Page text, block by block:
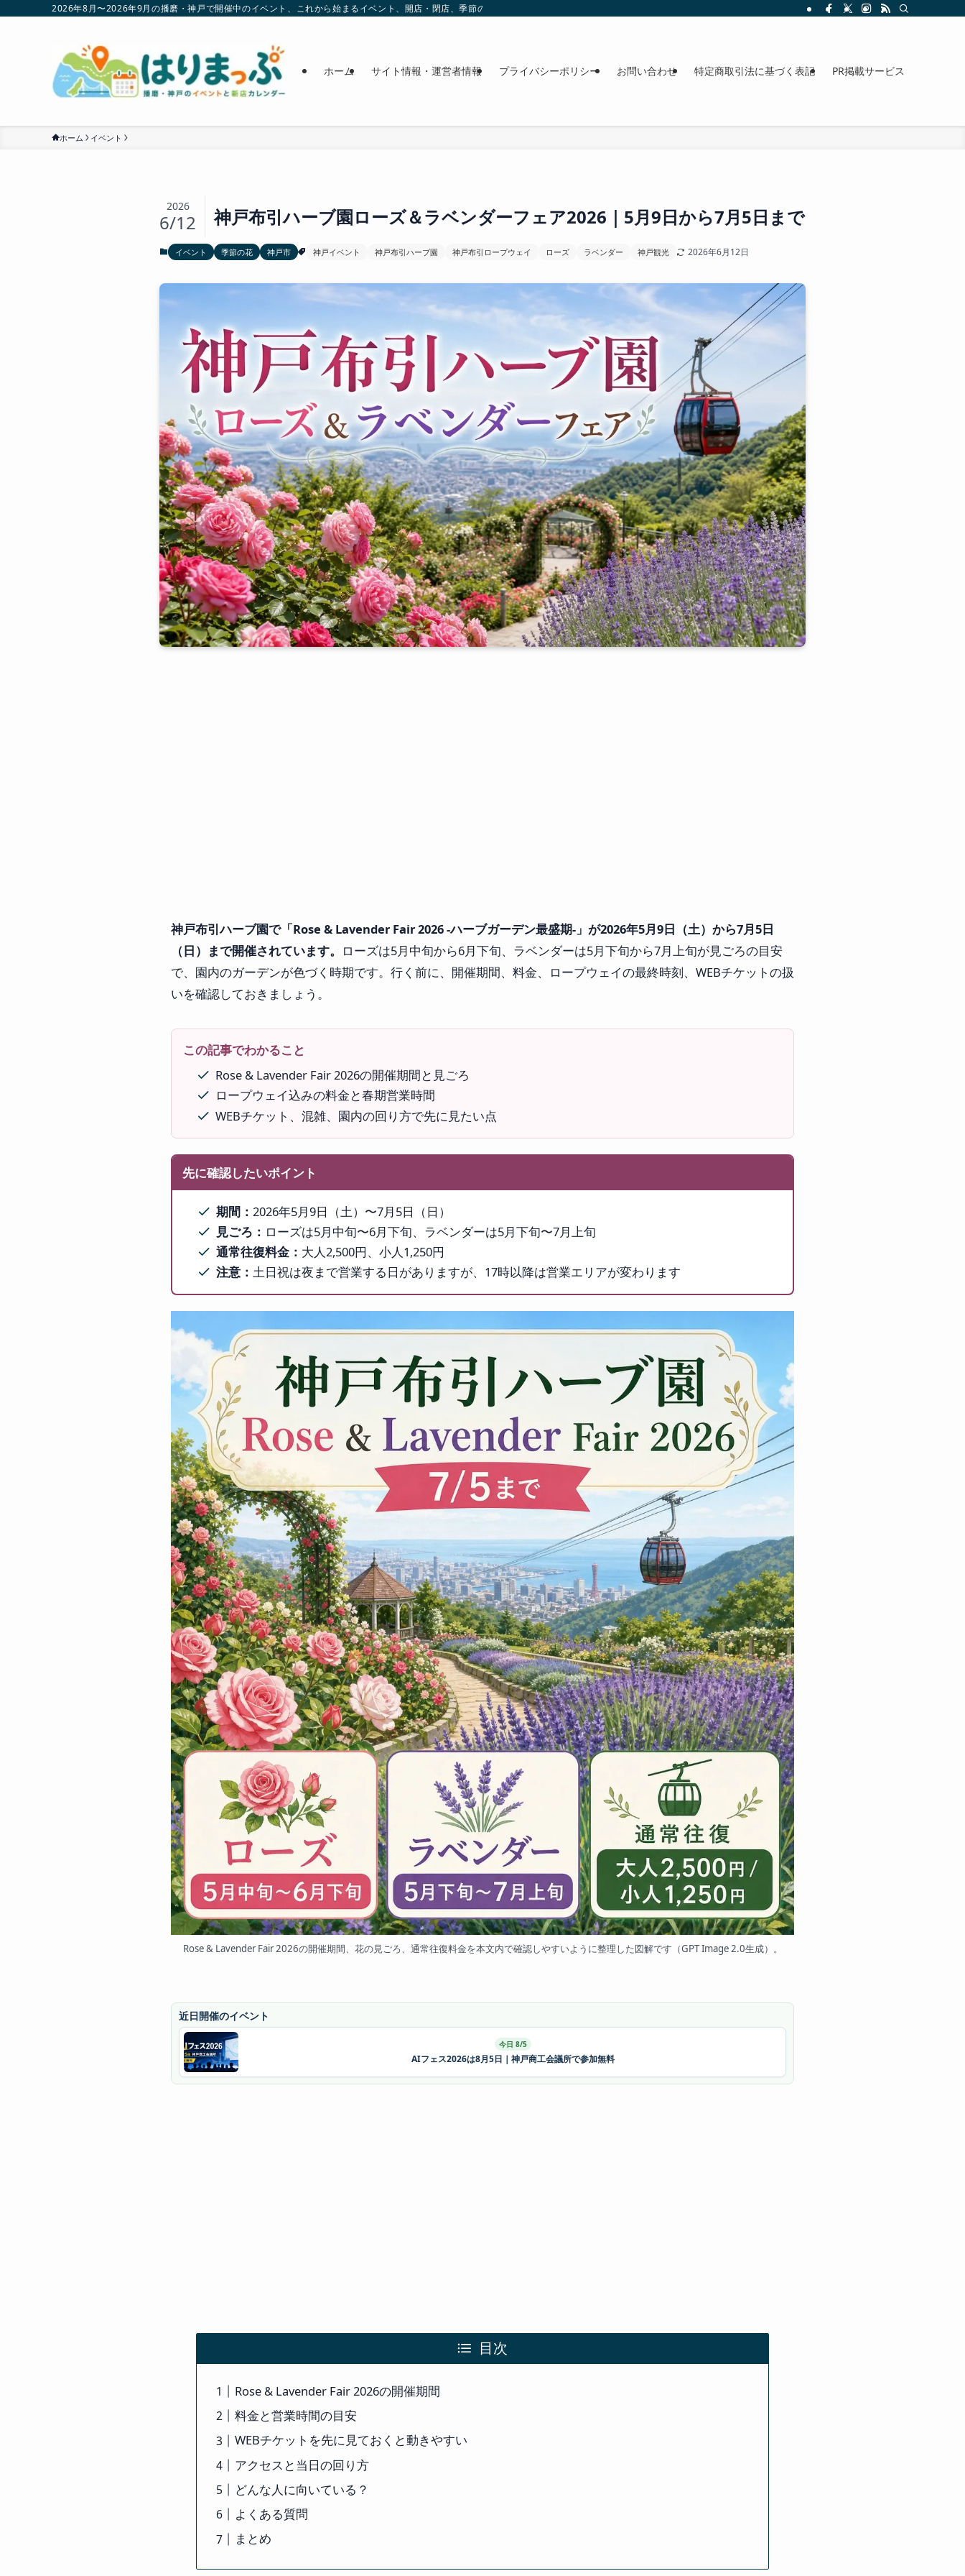
2026年8月〜2026年9月の播磨・神戸で開催中のイベント、これから始まるイベント、開店・閉店、季節の花、週末のおでかけ情報を日程順に整理。料金、駐車場、アクセスも確認できます。
ホーム サイト情報・運営者情報 プライバシーポリシー お問い合わせ 特定商取引法に基づく表記 PR掲載サービス
ホーム イベント
神戸布引ハーブ園ローズ＆ラベンダーフェア2026｜5月9日から7月5日まで
2026
6/12
イベント 季節の花 神戸市 神戸イベント 神戸布引ハーブ園 神戸布引ロープウェイ ローズ ラベンダー 神戸観光 2026年6月12日
神戸布引ハーブ園で「Rose & Lavender Fair 2026 -ハーブガーデン最盛期-」が2026年5月9日（土）から7月5日
（日）まで開催されています。 ローズは5月中旬から6月下旬、ラベンダーは5月下旬から7月上旬が見ごろの目安
で、園内のガーデンが色づく時期です。行く前に、開催期間、料金、ロープウェイの最終時刻、WEBチケットの扱
いを確認しておきましょう。
この記事でわかること
Rose & Lavender Fair 2026の開催期間と見ごろ
ロープウェイ込みの料金と春期営業時間
WEBチケット、混雑、園内の回り方で先に見たい点
先に確認したいポイント
期間： 2026年5月9日（土）〜7月5日（日）
見ごろ： ローズは5月中旬〜6月下旬、ラベンダーは5月下旬〜7月上旬
通常往復料金： 大人2,500円、小人1,250円
注意： 土日祝は夜まで営業する日がありますが、17時以降は営業エリアが変わります
Rose & Lavender Fair 2026の開催期間、花の見ごろ、通常往復料金を本文内で確認しやすいように整理した図解です（GPT Image 2.0生成）。
近日開催のイベント
今日 8/5
AIフェス2026は8月5日｜神戸商工会議所で参加無料
目次
Rose & Lavender Fair 2026の開催期間
料金と営業時間の目安
WEBチケットを先に見ておくと動きやすい
アクセスと当日の回り方
どんな人に向いている？
よくある質問
まとめ